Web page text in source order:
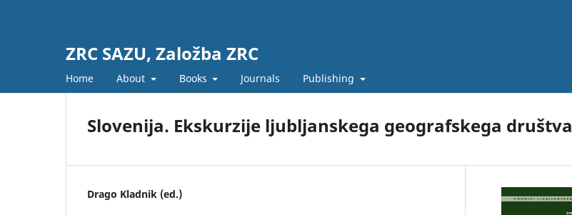
ZRC SAZU, Založba ZRC
Home About Books Journals Publishing
Slovenija. Ekskurzije ljubljanskega geografskega društva
Drago Kladnik (ed.)